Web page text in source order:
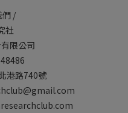
們 /
社
限公司
港路740號